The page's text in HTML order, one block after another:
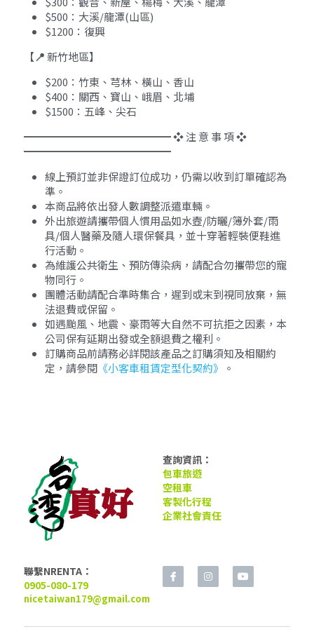
$500：大溪/龍潭(山區)
$1200：復興
【📍 新竹地區】
$200：竹東、芎林、橫山、香山
$400：關西、寶山、峨眉、北埔
$1500：五峰、尖石
━━━━━━━━━━━━━━ ❖ 注 意 事 項 ❖
━━━━━━━━━━━━━━
線上預訂並非保證訂位成功，仍需以收到訂單確認為
準。
本商品將依出發人數調整派遣車輛。
外出旅遊請攜帶個人慣用品如水壼/防曬/簿外套/雨
具/個人醫藥及隨人環保餐具，並十穿著輕裝便鞋進
行活動。
為維護公共衛生、預防傳染病，請配合勿攜帶您的寵
物同行。
團體活動請配合準時集合，遲到或末到視同放棄，無
法退費或保留。
如遇颱風、地震、豪雨等大自然不可抗拒之因素，本
公司保有延期出發或全額退費之權利。
訂購商品前請務必詳閱該產品之訂購須知及相關約
定，請參閱 《小客車租賃定型化契約》 。
查詢資訊：
包車旅遊
空租車
客製化行程
企業社會責任
聯繫NRENTA：
0905-080-179
nicetaiwan179@gmail.com